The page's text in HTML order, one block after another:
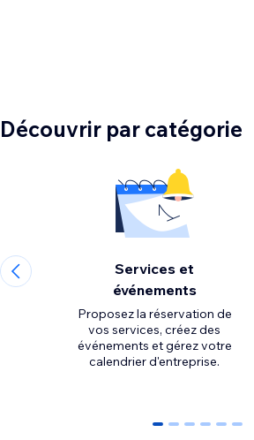
Découvrir par catégorie
Services et
événements
Proposez la réservation de
vos services, créez des
événements et gérez votre
calendrier d'entreprise.
0 1 2 3 4 5